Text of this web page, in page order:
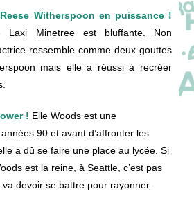
Witherspoon en puissance !
Laxi Minetree est bluffante. Non
ressemble comme deux gouttes
mais elle a réussi à recréer
! Elle Woods est une
90 et avant d’affronter les
a dû se faire une place au lycée. Si
est la reine, à Seattle, c’est pas
devoir se battre pour rayonner.